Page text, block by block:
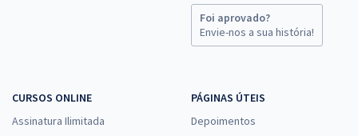
Foi aprovado?
Envie-nos a sua história!
CURSOS ONLINE
Assinatura Ilimitada
PÁGINAS ÚTEIS
Depoimentos